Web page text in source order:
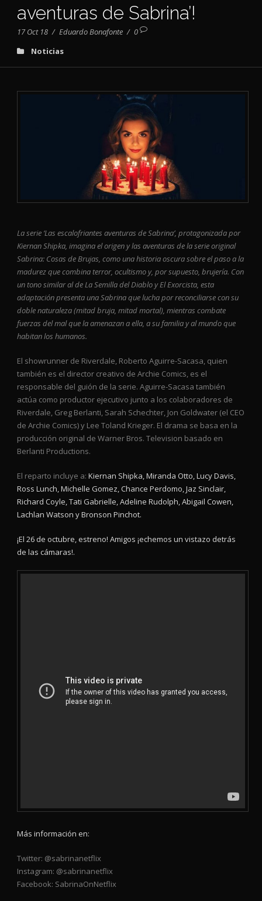
aventuras de Sabrina’!
17 Oct 18 / Eduardo Bonafonte / 0
Noticias
La serie ‘Las escalofriantes aventuras de Sabrina’, protagonizada por
Kiernan Shipka, imagina el origen y las aventuras de la serie original
Sabrina: Cosas de Brujas, como una historia oscura sobre el paso a la
madurez que combina terror, ocultismo y, por supuesto, brujería. Con
un tono similar al de La Semilla del Diablo y El Exorcista, esta
adaptación presenta una Sabrina que lucha por reconciliarse con su
doble naturaleza (mitad bruja, mitad mortal), mientras combate
fuerzas del mal que la amenazan a ella, a su familia y al mundo que
habitan los humanos.
El showrunner de Riverdale, Roberto Aguirre-Sacasa, quien
también es el director creativo de Archie Comics, es el
responsable del guión de la serie. Aguirre-Sacasa también
actúa como productor ejecutivo junto a los colaboradores de
Riverdale, Greg Berlanti, Sarah Schechter, Jon Goldwater (el CEO
de Archie Comics) y Lee Toland Krieger. El drama se basa en la
producción original de Warner Bros. Television basado en
Berlanti Productions.
El reparto incluye a: Kiernan Shipka, Miranda Otto, Lucy Davis,
Ross Lunch, Michelle Gomez, Chance Perdomo, Jaz Sinclair,
Richard Coyle, Tati Gabrielle, Adeline Rudolph, Abigail Cowen,
Lachlan Watson y Bronson Pinchot.
¡El 26 de octubre, estreno! Amigos ¡echemos un vistazo detrás
de las cámaras!.
Más información en:
Twitter: @sabrinanetflix
Instagram: @sabrinanetflix
Facebook: SabrinaOnNetflix